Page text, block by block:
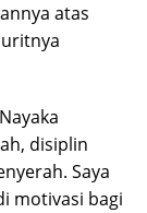
atas
disiplin
Saya
motivasi bagi